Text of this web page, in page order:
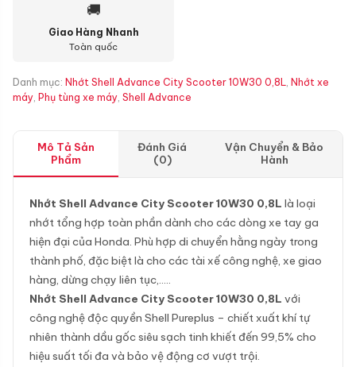
🚚
Giao Hàng Nhanh
Toàn quốc
Danh mục: Nhớt Shell Advance City Scooter 10W30 0,8L, Nhớt xe
máy, Phụ tùng xe máy, Shell Advance
Mô Tả Sản
Phẩm
Đánh Giá
(0)
Vận Chuyển & Bảo
Hành
Nhớt Shell Advance City Scooter 10W30 0,8L là loại
nhớt tổng hợp toàn phần dành cho các dòng xe tay ga
hiện đại của Honda. Phù hợp di chuyển hằng ngày trong
thành phố, đặc biệt là cho các tài xế công nghệ, xe giao
hàng, dừng chạy liên tục,…..
Nhớt Shell Advance City Scooter 10W30 0,8L với
công nghệ độc quyền Shell Pureplus – chiết xuất khí tự
nhiên thành dầu gốc siêu sạch tinh khiết đến 99,5% cho
hiệu suất tối đa và bảo vệ động cơ vượt trội.